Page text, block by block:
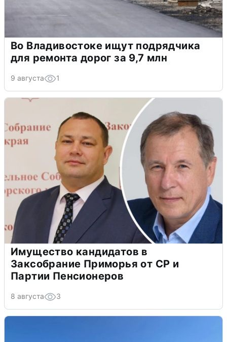
Во Владивостоке ищут подрядчика
для ремонта дорог за 9,7 млн
9 августа 1
Имущество кандидатов в
Заксобрание Приморья от СР и
Партии Пенсионеров
8 августа 3